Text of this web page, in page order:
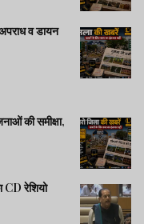
व डायन
की समीक्षा,
CD रेशियो